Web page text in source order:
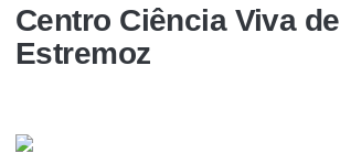
Centro Ciência Viva de
Estremoz